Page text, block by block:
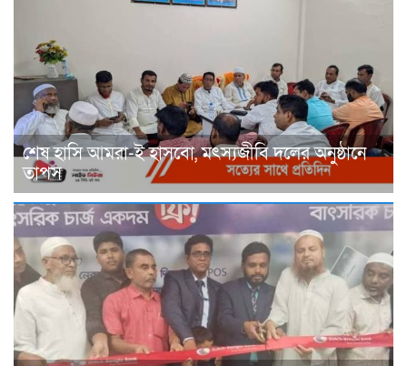
শেষ হাসি আমরা-ই হাসবো, মৎস্যজীবি দলের অনুষ্ঠানে
তাপস